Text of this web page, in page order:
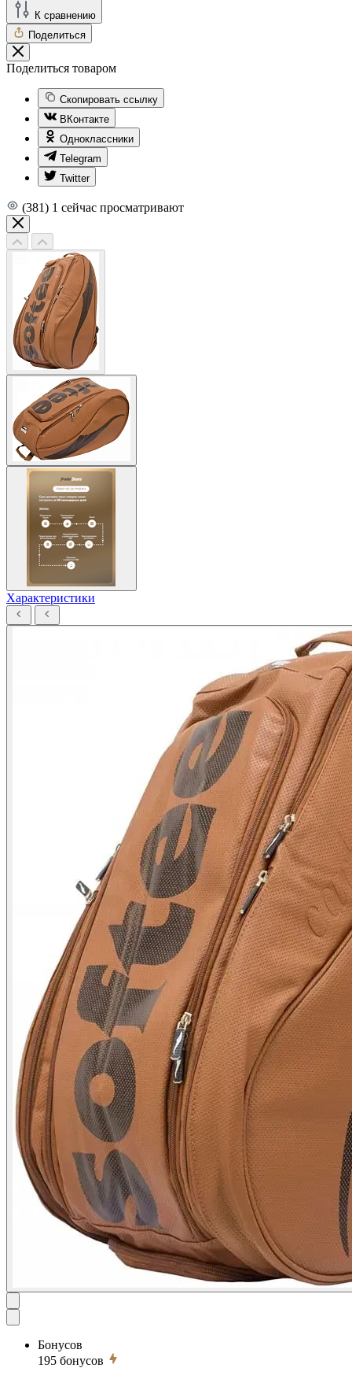
К сравнению
Поделиться
Поделиться товаром
Скопировать ссылку
ВКонтакте
Одноклассники
Telegram
Twitter
(381) 1 сейчас просматривают
Характеристики
Бонусов
195 бонусов